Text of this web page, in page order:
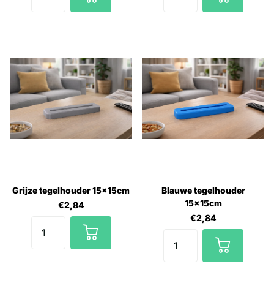
Grijze tegelhouder 15x15cm
€2,84
Blauwe tegelhouder
15x15cm
€2,84